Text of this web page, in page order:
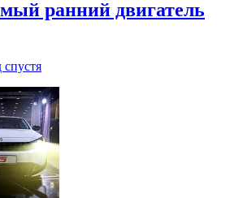
ранний двигатель
спустя